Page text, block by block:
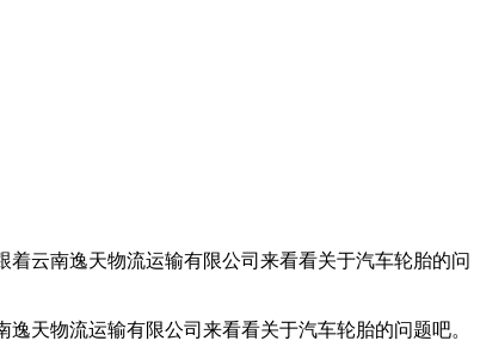
云南逸天物流运输有限公司来看看关于汽车轮胎的问
天物流运输有限公司来看看关于汽车轮胎的问题吧。